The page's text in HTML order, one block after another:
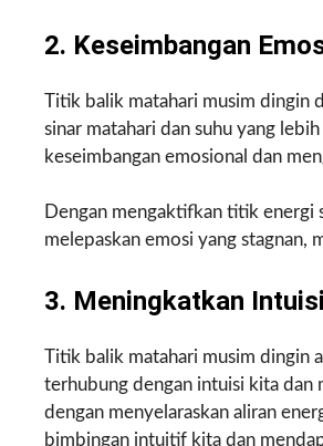
2. Keseimbangan
Titik balik matahari musim dingin
sinar matahari dan suhu yang
keseimbangan emosional dan
Dengan mengaktifkan titik energi
melepaskan emosi yang stagnan,
3. Meningkatkan
Titik balik matahari musim dingin
terhubung dengan intuisi kita dan
dengan menyelaraskan aliran
bimbingan intuitif kita dan